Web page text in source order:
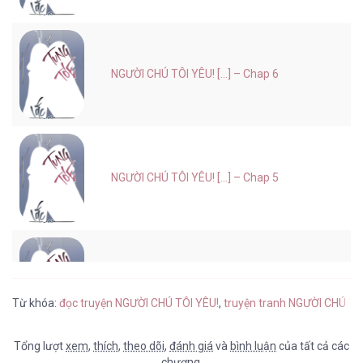
NGƯỜI CHÚ TÔI YÊU! [...] – Chap 6
NGƯỜI CHÚ TÔI YÊU! [...] – Chap 5
Từ khóa: đọc truyện NGƯỜI CHÚ TÔI YÊU!, truyện tranh NGƯỜI CHÚ
Tổng lượtxem, thích, theo dõi, đánh giávà bình luận của tất cả các